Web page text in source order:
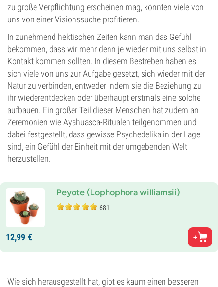
zu große Verpflichtung erscheinen mag, könnten viele von
uns von einer Visionssuche profitieren.
In zunehmend hektischen Zeiten kann man das Gefühl
bekommen, dass wir mehr denn je wieder mit uns selbst in
Kontakt kommen sollten. In diesem Bestreben haben es
sich viele von uns zur Aufgabe gesetzt, sich wieder mit der
Natur zu verbinden, entweder indem sie die Beziehung zu
ihr wiederentdecken oder überhaupt erstmals eine solche
aufbauen. Ein großer Teil dieser Menschen hat zudem an
Zeremonien wie Ayahuasca-Ritualen teilgenommen und
dabei festgestellt, dass gewisse Psychedelika in der Lage
sind, ein Gefühl der Einheit mit der umgebenden Welt
herzustellen.
Peyote (Lophophora williamsii)
681
12,99 €
Wie sich herausgestellt hat, gibt es kaum einen besseren